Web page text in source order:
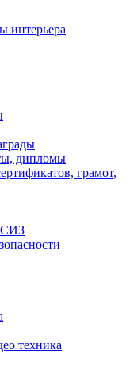
интерьера
дипломы
грамот,
СИЗ
техника